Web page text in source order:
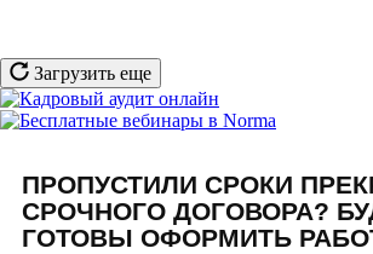
Загрузить еще
ПРОПУСТИЛИ СРОКИ
СРОЧНОГО ДОГОВОРА?
ГОТОВЫ ОФОРМИТЬ